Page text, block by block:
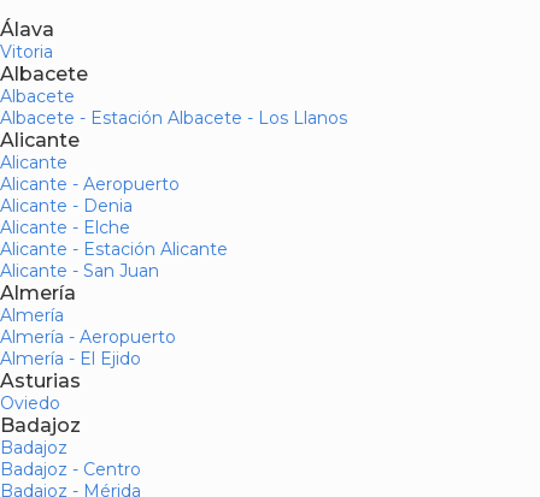
Álava
Vitoria
Albacete
Albacete
Albacete - Estación Albacete - Los Llanos
Alicante
Alicante
Alicante - Aeropuerto
Alicante - Denia
Alicante - Elche
Alicante - Estación Alicante
Alicante - San Juan
Almería
Almería
Almería - Aeropuerto
Almería - El Ejido
Asturias
Oviedo
Badajoz
Badajoz
Badajoz - Centro
Badajoz - Mérida